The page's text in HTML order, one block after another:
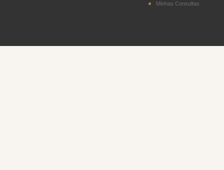
Minhas Consultas